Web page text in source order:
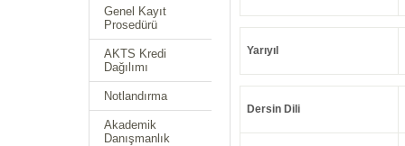
Genel Kayıt
Prosedürü
AKTS Kredi
Dağılımı
Notlandırma
Akademik
Danışmanlık
Yarıyıl
Dersin Dili